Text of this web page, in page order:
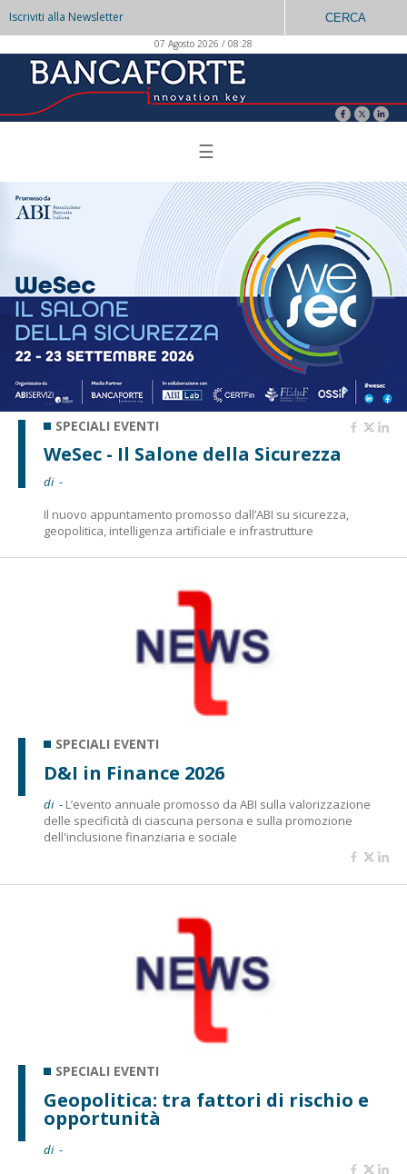
Iscriviti alla Newsletter CERCA
07 Agosto 2026 / 08:28
☰
SPECIALI EVENTI
WeSec - Il Salone della Sicurezza
di -
Il nuovo appuntamento promosso dall’ABI su sicurezza,
geopolitica, intelligenza artificiale e infrastrutture
SPECIALI EVENTI
D&I in Finance 2026
di - L’evento annuale promosso da ABI sulla valorizzazione
delle specificità di ciascuna persona e sulla promozione
dell'inclusione finanziaria e sociale
SPECIALI EVENTI
Geopolitica: tra fattori di rischio e
opportunità
di -